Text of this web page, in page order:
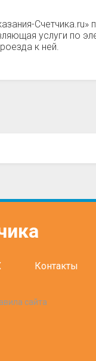
услуги по
к ней.
Контакты
сайта